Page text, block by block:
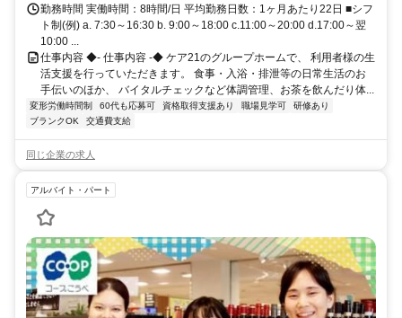
勤務時間 実働時間：8時間/日 平均勤務日数：1ヶ月あたり22日 ■シフ
ト制(例) a. 7:30～16:30 b. 9:00～18:00 c.11:00～20:00 d.17:00～翌
10:00 ...
仕事内容 ◆- 仕事内容 -◆ ケア21のグループホームで、 利用者様の生
活支援を行っていただきます。 食事・入浴・排泄等の日常生活のお
手伝いのほか、 バイタルチェックなど体調管理、お茶を飲んだり体...
変形労働時間制 60代も応募可 資格取得支援あり 職場見学可
研修あり
ブランクOK
交通費支給
同じ企業の求人
アルバイト・パート